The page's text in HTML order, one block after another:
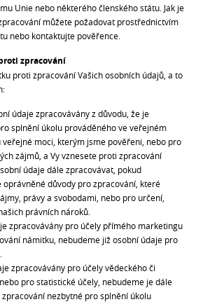
Unie nebo některého členského státu. Jak je
můžete požadovat prostřednictvím
nebo kontaktujte pověřence.
zpracování
proti zpracování Vašich osobních údajů, a to
údaje zpracovávány z důvodu, že je
splnění úkolu prováděného ve veřejném
moci, kterým jsme pověřeni, nebo pro
zájmů, a Vy vznesete proti zpracování
údaje dále zpracovávat, pokud
oprávněné důvody pro zpracování, které
právy a svobodami, nebo pro určení,
právních nároků.
zpracovávány pro účely přímého marketingu
námitku, nebudeme již osobní údaje pro
zpracovávány pro účely vědeckého či
pro statistické účely, nebudeme je dále
nezbytné pro splnění úkolu